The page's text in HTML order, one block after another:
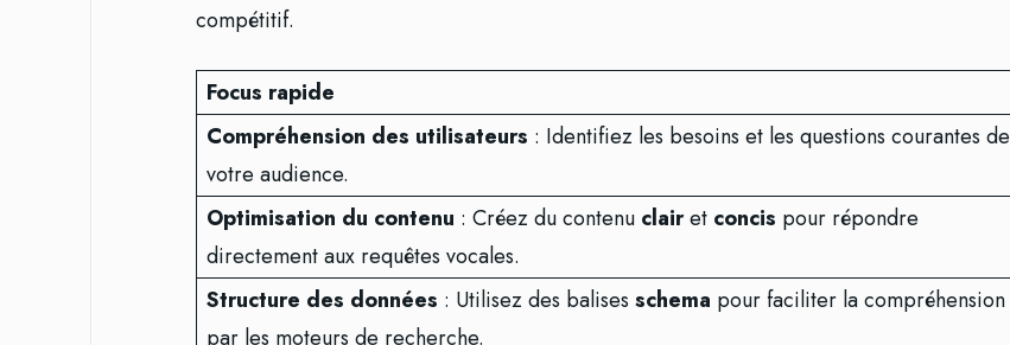
compétitif.
Focus rapide
Compréhension des utilisateurs : Identifiez les besoins et les questions courantes de
votre audience.
Optimisation du contenu : Créez du contenu clairet concis pour répondre
directement aux requêtes vocales.
Structure des données : Utilisez des balises schema pour faciliter la compréhension
par les moteurs de recherche.